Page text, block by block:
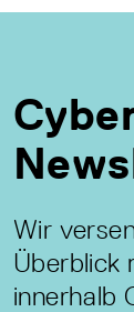
Wir
Überblick
innerhalb